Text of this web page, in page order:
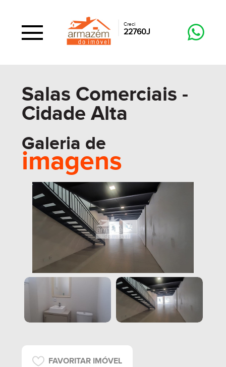
Creci
22760J
Salas Comerciais -
Cidade Alta
Galeria de
imagens
FAVORITAR IMÓVEL